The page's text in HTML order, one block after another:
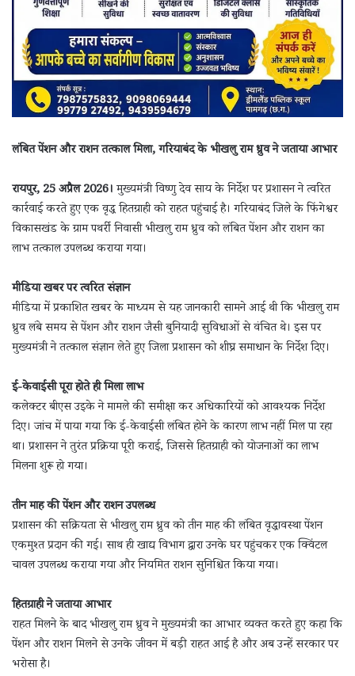
लंबित पेंशन और राशन तत्काल मिला, गरियाबंद के भीखलु राम ध्रुव ने जताया आभार
रायपुर, 25 अप्रैल 2026। मुख्यमंत्री विष्णु देव साय के निर्देश पर प्रशासन ने त्वरित
कार्रवाई करते हुए एक वृद्ध हितग्राही को राहत पहुंचाई है। गरियाबंद जिले के फिंगेश्वर
विकासखंड के ग्राम पथर्री निवासी भीखलु राम ध्रुव को लंबित पेंशन और राशन का
लाभ तत्काल उपलब्ध कराया गया।
मीडिया खबर पर त्वरित संज्ञान
मीडिया में प्रकाशित खबर के माध्यम से यह जानकारी सामने आई थी कि भीखलु राम
ध्रुव लंबे समय से पेंशन और राशन जैसी बुनियादी सुविधाओं से वंचित थे। इस पर
मुख्यमंत्री ने तत्काल संज्ञान लेते हुए जिला प्रशासन को शीघ्र समाधान के निर्देश दिए।
ई-केवाईसी पूरा होते ही मिला लाभ
कलेक्टर बीएस उइके ने मामले की समीक्षा कर अधिकारियों को आवश्यक निर्देश
दिए। जांच में पाया गया कि ई-केवाईसी लंबित होने के कारण लाभ नहीं मिल पा रहा
था। प्रशासन ने तुरंत प्रक्रिया पूरी कराई, जिससे हितग्राही को योजनाओं का लाभ
मिलना शुरू हो गया।
तीन माह की पेंशन और राशन उपलब्ध
प्रशासन की सक्रियता से भीखलु राम ध्रुव को तीन माह की लंबित वृद्धावस्था पेंशन
एकमुश्त प्रदान की गई। साथ ही खाद्य विभाग द्वारा उनके घर पहुंचकर एक क्विंटल
चावल उपलब्ध कराया गया और नियमित राशन सुनिश्चित किया गया।
हितग्राही ने जताया आभार
राहत मिलने के बाद भीखलु राम ध्रुव ने मुख्यमंत्री का आभार व्यक्त करते हुए कहा कि
पेंशन और राशन मिलने से उनके जीवन में बड़ी राहत आई है और अब उन्हें सरकार पर
भरोसा है।